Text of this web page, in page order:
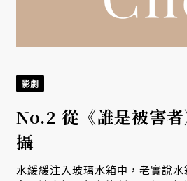
影劇
No.2 從《誰是被害
攝
水緩緩注入玻璃水箱中，老實說